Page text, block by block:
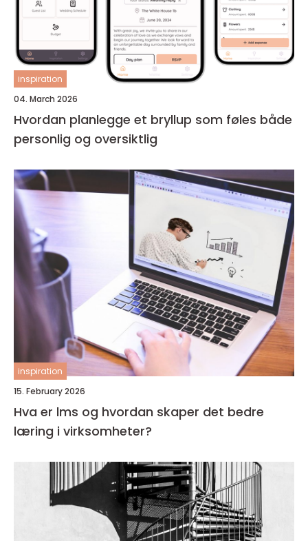
inspiration
04. March 2026
Hvordan planlegge et bryllup som føles både
personlig og oversiktlig
inspiration
15. February 2026
Hva er lms og hvordan skaper det bedre
læring i virksomheter?